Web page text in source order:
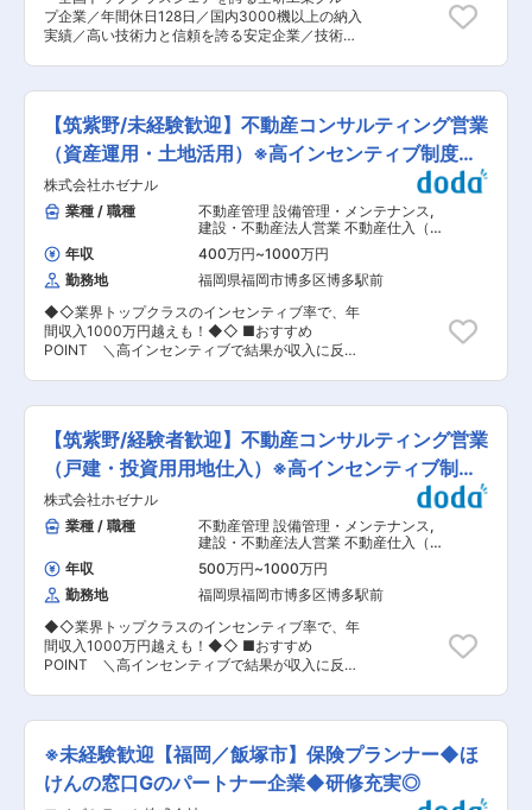
メーションで行う弊社の装置は、多くの技術が盛
り込まれており、受注生産でお客様の仕様に合わ
国内の多くの養鶏場やGPセンターに導入されて
おり、様々な新製品を世に送り出してきました。
に行う質の高さをお客様から支持していただき、
国内・世界シェアトップクラスを誇っています。
変更の範囲：会社の定める業務
業務：店内清掃、レジ締めを行い業務終了 ・ミー
ティング・研修：各階層に分かれて年間10回以上
の研修を用意。 ■キャリアパス ・入社半年間：
店舗での販売業務をお任せします。接客スキルや
ーフや店長、本社でのSV、バイヤー業務をお任せ
します※ 未経験者は3年以上の店頭実務経験が必
要 ・中長期的に（3〜5年後）：SVやバイヤー
以外にもバックオフィスやEC周り等組織の中核を
担う人材としての活躍を期待しています。 ■当社
の強み・魅力： ・残業は多くても月10時間程度
で少なく、休みがしっかり取得できる働きやすい
環境から、当社の離職率は非常に低く、長期的就
業が可能な環境です。 ・ライフステージに合わせ
て柔軟な働きながら、アパレル業界で様々な仕事
にチャレンジできる環境です。定着率が高く、女
性が多い職場のため、結婚出産のタイミングで働
き方を自ら選べる制度がしっかり整っています。
ます。 ・個人ノルマはなく、お店ごとの目標は設
定されているので、予算達成に向け店舗スタッフ
の場合、店舗スタッフ全員にインセンティブの支
給があります。また、半期を通しての個人の頑張
りは、年に2回の昇給に反映していきます。 変更
の範囲：会社の定める業務
プ企業／年間休日128日／国内3000機以上の納入
実績／高い技術力と信頼を誇る安定企業／技術力
成、施工開始手続き、施工現場での安全衛生管理
など施工業務に関わる業務全般を行っていただき
ます。 冷却塔とは発電所や化学プラントをはじめ
とし、国内外問わず工場の機械などを冷却する目
的や高温の冷却水を低温にするために使われてお
ります。 ■業務内容詳細： ・施工計画の作成、
工事全体の工程把握、工程変更への適切な対応、
案件の予算管理（必要経費計算、実費の把握等）
を行っていただきます。 ・施工現場での工事品質
確保、必要に講じた検査及び試験の実施等から仮
設物・工事用資材の品質管理だけでなく、施工現
場での技術者、作業員の安全管理および技術上の
指導監督業務についても行っていただきます。 ・
施工主、協力会社との打合せ（工程・納期確認、
建築物用途確認等）を行います。 ※1案件につき
平均2ヶ月程度の長期出張があります。 ■業務の
きます。 また弊社製品は大手素材産業向けの産業
機械となり、水資源の有効活用等もしております
ので社会や環境に大いに貢献ができる点も魅力で
す。 自身がかかわった機械が稼働しているのを見
るたびにやりがいにつながる瞬間となりモチベー
ションにもなっております。 ■募集背景： 現
在、冷却塔のメンテ案件が急増しており、同地区
で冷却塔の施工管理業務を行っていただける方を
募集しています。 同地区での案件業務が閑散期と
なった場合はその他エリアでの施工管理業務や本
社（福岡県筑紫野市）での業務研修等を行いま
す。 ■勤務時間について 施工現場勤務時は8：
30〜17：15（休憩12時〜13時・60分、17時15
17：15（休憩12時〜13時・60分、17時15分〜30
分・15分）※本社（福岡）での研修時も同様 ■取
却塔の2種類の冷却塔があります。顧客のニーズ
や使用する場所等によって構造や部材によって使
い分けを行う事が可能です。 変更の範囲：会社の
【筑紫野/未経験歓迎】不動産コンサルティング営業
（資産運用・土地活用）※高インセンティブ制度あ
り
株式会社ホゼナル
業種 / 職種
不動産管理 設備管理・メンテナンス,
建設・不動産法人営業 不動産仕入（用
地・一棟・区分）
年収 400万円~1000万円
勤務地
福岡県福岡市博多区博多駅前
◆◇業界トップクラスのインセンティブ率で、年
間収入1000万円越えも！◆◇ ■おすすめ
POINT ＼高インセンティブで結果が収入に反映
を採用しており、社員にしっかりと還元します◎
・アパレル店員、コールセンター、自衛隊、警察
官など、営業未経験からの中途入社者も多数活躍
中！ ・社内イベントも多く、従業員同士のコミュ
ニケーションは活発。 社員発信のクラブ活動も
４つあり、オンオフを積極的に活動する社風で
す。 ■職務概要： 営業職として、戸建て住宅や
アパートの経営による資産（土地）の有効活用を
ご提案いただきます。地域の不動産業者様や土地
所有者（主に個人オーナー様）に対し、土地の買
取や土地活用提案（例：資産運用としてのアパー
ト経営など）を行っていただきます。 ■業務詳
細： 土地所有者（業者様）へ、ホゼナルとしての
『できること』をご提案（用地仕入・賃貸経営
etc…）いたします。土地所有者には不動産業者様
や仲介会社様からご紹介を受けたり、自社で独自
「家族構成」「資産の保有状況」「資産の活用状
況」を聞くことで、ご提案するプランを検討しま
す。 （2）上司とともに訪問し、詳しい内容を商
談。 （3）契約となれば、買い取った後の土地に
【筑紫野/経験者歓迎】不動産コンサルティング営業
（戸建・投資用用地仕入）※高インセンティブ制度
あり
株式会社ホゼナル
業種 / 職種
不動産管理 設備管理・メンテナンス,
建設・不動産法人営業 不動産仕入（用
地・一棟・区分）
年収 500万円~1000万円
勤務地
福岡県福岡市博多区博多駅前
◆◇業界トップクラスのインセンティブ率で、年
間収入1000万円越えも！◆◇ ■おすすめ
POINT ＼高インセンティブで結果が収入に反映
を採用しており、社員にしっかりと還元します◎
・アパレル店員、コールセンター、自衛隊、警察
官など、営業未経験からの中途入社者も多数活躍
中！ ・社内イベントも多く、従業員同士のコミュ
ニケーションは活発。 社員発信のクラブ活動も
※未経験歓迎【福岡／飯塚市】保険プランナー◆ほ
けんの窓口Gのパートナー企業◆研修充実◎